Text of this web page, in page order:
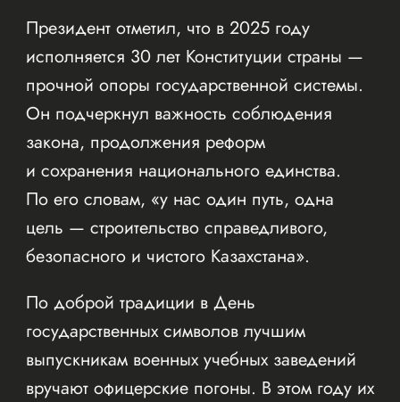
Президент отметил, что в 2025 году
исполняется 30 лет Конституции страны —
прочной опоры государственной системы.
Он подчеркнул важность соблюдения
закона, продолжения реформ
и сохранения национального единства.
По его словам, «у нас один путь, одна
цель — строительство справедливого,
безопасного и чистого Казахстана».
По доброй традиции в День
государственных символов лучшим
выпускникам военных учебных заведений
вручают офицерские погоны. В этом году их